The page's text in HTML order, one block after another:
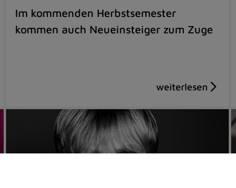
Im kommenden Herbstsemester
kommen auch Neueinsteiger zum Zuge